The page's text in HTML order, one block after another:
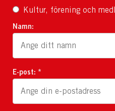
Kultur, förening och
Namn:
E-post: *